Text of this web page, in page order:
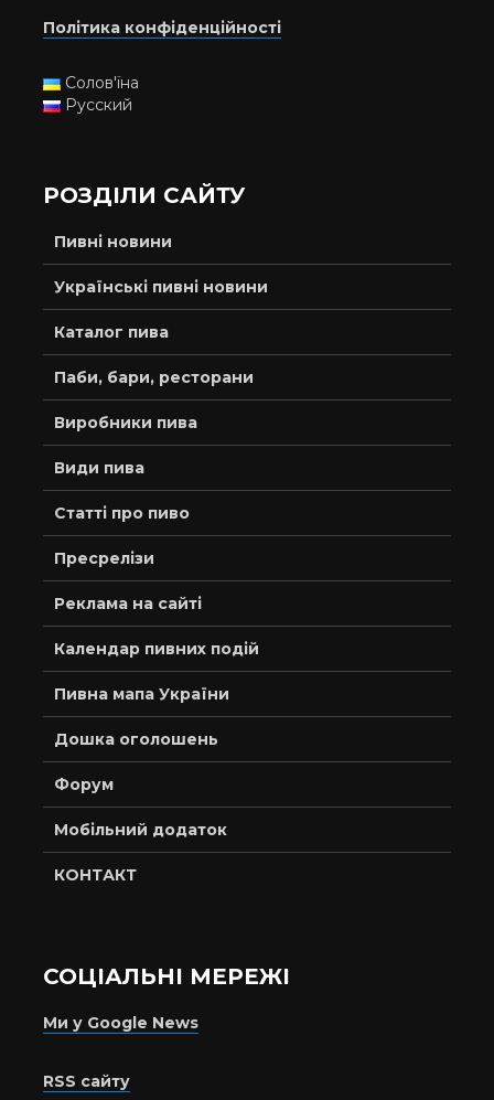
Політика конфіденційності
Солов'їна
Русский
РОЗДІЛИ САЙТУ
Пивні новини
Українські пивні новини
Каталог пива
Паби, бари, ресторани
Виробники пива
Види пива
Статті про пиво
Пресрелізи
Реклама на сайті
Календар пивних подій
Пивна мапа України
Дошка оголошень
Форум
Мобільний додаток
КОНТАКТ
СОЦІАЛЬНІ МЕРЕЖІ
Ми у Google News
RSS сайту